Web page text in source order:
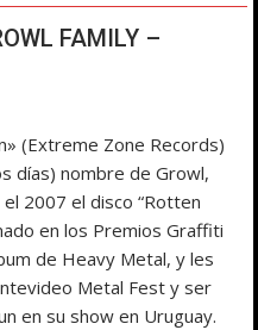
FAMILY –
(Extreme Zone Records)
días) nombre de Growl,
2007 el disco “Rotten
en los Premios Graffiti
de Heavy Metal, y les
Metal Fest y ser
en su show en Uruguay.